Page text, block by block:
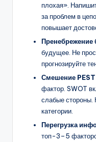
плохая».
за проблем в
повышает
Пренебрежение
будущее. Не
прогнозируйте
Смешение
фактор. SWOT
слабые стороны.
категории.
Перегрузка
топ-3–5